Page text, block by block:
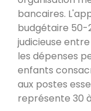
bancaires.
budgétaire
judicieuse
les dépenses
enfants
aux postes
représente 30